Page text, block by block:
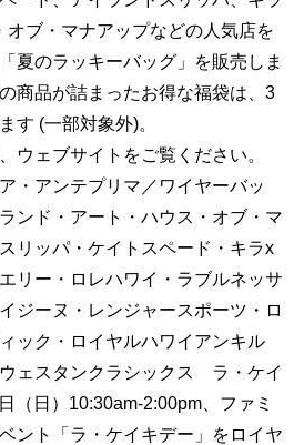
オブ・マナアップなどの人気店を
夏のラッキーバッグ」を販売しま
商品が詰まったお得な福袋は、3
す (一部対象外)。
ウェブサイトをご覧ください。
・アンテプリマ／ワイヤーバッ
ンド・アート・ハウス・オブ・マ
リッパ・ケイトスペード・キラx
リー・ロレハワイ・ラブルネッサ
ジーヌ・レンジャースポーツ・ロ
ック・ロイヤルハワイアンキル
ェスタンクラシックス ラ・ケイ
日）10:30am-2:00pm、ファミ
ント「ラ・ケイキデー」をロイヤ